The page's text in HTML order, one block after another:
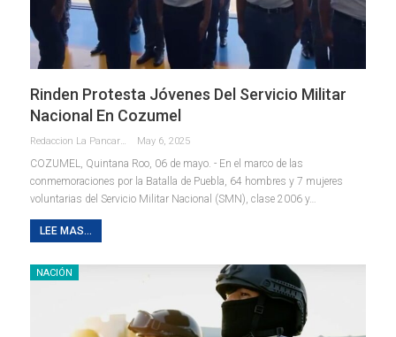
Rinden Protesta Jóvenes Del Servicio Militar
Nacional En Cozumel
Redaccion La Pancarta De Quintana Roo May 6, 2025
COZUMEL, Quintana Roo, 06 de mayo. - En el marco de las
conmemoraciones por la Batalla de Puebla, 64 hombres y 7 mujeres
voluntarias del Servicio Militar Nacional (SMN), clase 2006 y…
LEE MAS...
NACIÓN